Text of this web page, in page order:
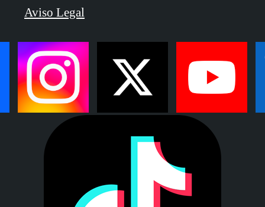
Aviso Legal